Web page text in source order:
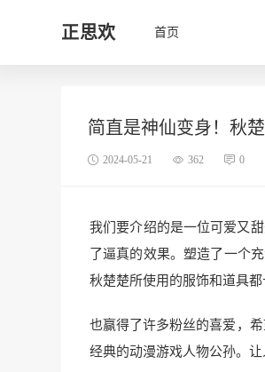
正思欢 首页
简直是神仙变身！秋
2024-05-21 362 0
我们要介绍的是一位可爱又
了逼真的效果。塑造了一个
秋楚楚所使用的服饰和道具都
也赢得了许多粉丝的喜爱，
经典的动漫游戏人物公孙。